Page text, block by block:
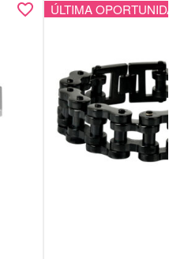
ÚLTIMA OPORTUNIDAD